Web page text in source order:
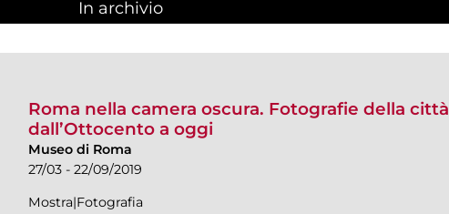
In archivio
Roma nella camera oscura. Fotografie della città
dall’Ottocento a oggi
Museo di Roma
27/03 - 22/09/2019
Mostra|Fotografia